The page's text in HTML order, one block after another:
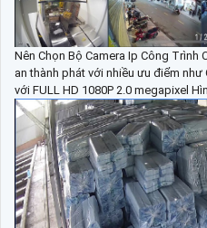
Nên Chọn Bộ Camera Ip Công
an thành phát với nhiều ưu điểm
với FULL HD 1080P 2.0 megapixel